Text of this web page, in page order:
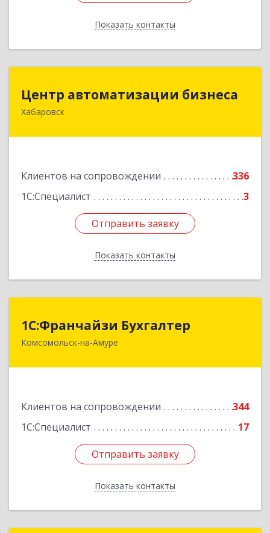
Показать контакты
Назад
Центр автоматизации бизнеса
Хабаровск
Клиентов на сопровождении
336
1С:Специалист
3
Отправить заявку
Показать контакты
Центр автоматизации бизнеса
680030, Хабаровский край, Хабаровск г, Ленина
Отправить заявку
Назад
1С:Франчайзи Бухгалтер
Комсомольск-на-Амуре
Клиентов на сопровождении
344
1С:Специалист
17
Отправить заявку
Показать контакты
1С:Франчайзи Бухгалтер
681000, Хабаровский край, Комсомольск-на-
Подробнее
Отправить заявку
Назад